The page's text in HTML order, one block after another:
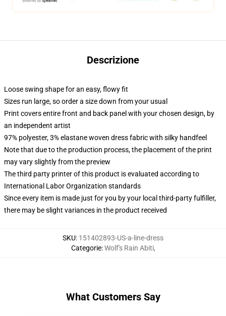
Descrizione
Loose swing shape for an easy, flowy fit
Sizes run large, so order a size down from your usual
Print covers entire front and back panel with your chosen design, by
an independent artist
97% polyester, 3% elastane woven dress fabric with silky handfeel
Note that due to the production process, the placement of the print
may vary slightly from the preview
The third party printer of this product is evaluated according to
International Labor Organization standards
Since every item is made just for you by your local third-party fulfiller,
there may be slight variances in the product received
SKU: 151402893-US-a-line-dress
Categorie:Wolf's Rain Abiti,
What Customers Say